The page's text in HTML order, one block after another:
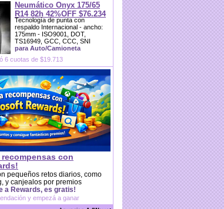
Neumático Onyx 175/65
R14 82h 42%OFF $76.234
Tecnología de punta con
respaldo Internacional - ancho:
175mm - ISO9001, DOT,
TS16949, GCC, CCC, SNI
para Auto/Camioneta
6 cuotas de $19.713
con
pequeños retos diarios, como
y canjealos por premios
a Rewards, es gratis!
y empezá a ganar